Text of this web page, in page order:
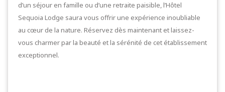
d’un séjour en famille ou d’une retraite paisible, l’Hôtel
Sequoia Lodge saura vous offrir une expérience inoubliable
au cœur de la nature. Réservez dès maintenant et laissez-
vous charmer par la beauté et la sérénité de cet établissement
exceptionnel.